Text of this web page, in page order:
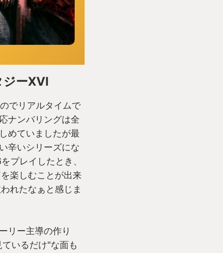
ジーXVI
でリアルタイムで
ナンバリングは全
めていましたが最
辛いシリーズにな
プレイしたとき、
楽しむことが出来
れたなぁと感じま
リー主導の作り
いるだけ"な面も